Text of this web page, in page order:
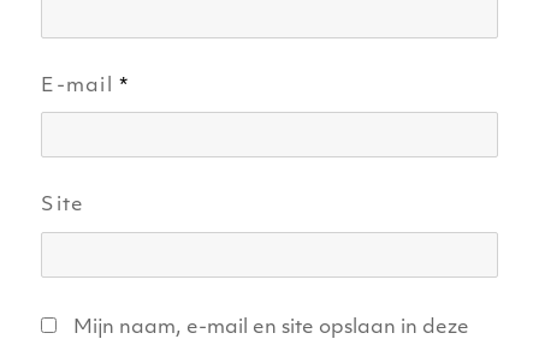
E-mail*
Site
Mijn naam, e-mail en site opslaan in deze